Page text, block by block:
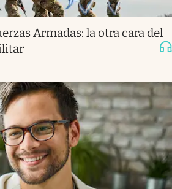
Armadas: la otra cara del